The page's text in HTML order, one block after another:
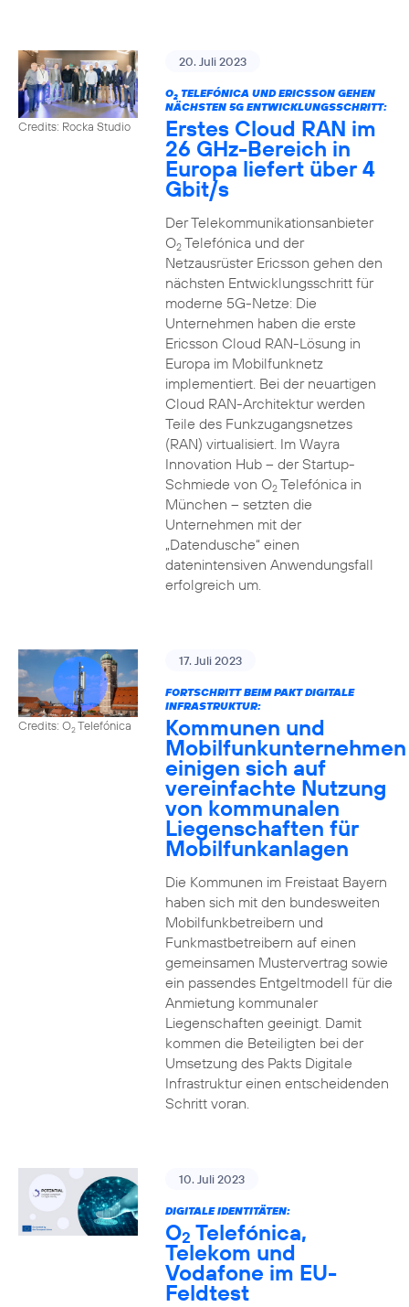
Credits: Rocka Studio
20. Juli 2023
O2TELEFÓNICA UND ERICSSON GEHEN
NÄCHSTEN 5G ENTWICKLUNGSSCHRITT:
Erstes Cloud RAN im
26 GHz-Bereich in
Europa liefert über 4
Gbit/s
Der Telekommunikationsanbieter
O2Telefónica und der
Netzausrüster Ericsson gehen den
nächsten Entwicklungsschritt für
moderne 5G-Netze: Die
Unternehmen haben die erste
Ericsson Cloud RAN-Lösung in
Europa im Mobilfunknetz
implementiert. Bei der neuartigen
Cloud RAN-Architektur werden
Teile des Funkzugangsnetzes
(RAN) virtualisiert. Im Wayra
Innovation Hub – der Startup-
Schmiede von O2Telefónica in
München – setzten die
Unternehmen mit der
„Datendusche“ einen
datenintensiven Anwendungsfall
erfolgreich um.
Credits: O2Telefónica
17. Juli 2023
FORTSCHRITT BEIM PAKT DIGITALE
INFRASTRUKTUR:
Kommunen und
Mobilfunkunternehmen
einigen sich auf
vereinfachte Nutzung
von kommunalen
Liegenschaften für
Mobilfunkanlagen
Die Kommunen im Freistaat Bayern
haben sich mit den bundesweiten
Mobilfunkbetreibern und
Funkmastbetreibern auf einen
gemeinsamen Mustervertrag sowie
ein passendes Entgeltmodell für die
Anmietung kommunaler
Liegenschaften geeinigt. Damit
kommen die Beteiligten bei der
Umsetzung des Pakts Digitale
Infrastruktur einen entscheidenden
Schritt voran.
10. Juli 2023
DIGITALE IDENTITÄTEN:
O2 Telefónica,
Telekom und
Vodafone im EU-
Feldtest